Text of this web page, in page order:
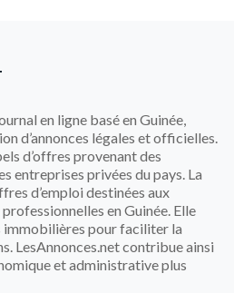
en ligne basé en Guinée,
d’annonces légales et officielles.
d’offres provenant des
entreprises privées du pays. La
d’emploi destinées aux
en Guinée. Elle
immobilières pour faciliter la
LesAnnonces.net contribue ainsi
et administrative plus